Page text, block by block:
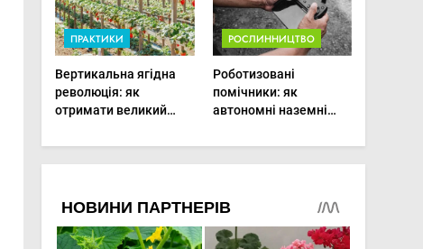
ПРАКТИКИ
Вертикальна ягідна
революція: як
отримати великий
мінімальній площі
РОСЛИННИЦТВО
Роботизовані
помічники: як
автономні наземні
догляд за органічними
овочами